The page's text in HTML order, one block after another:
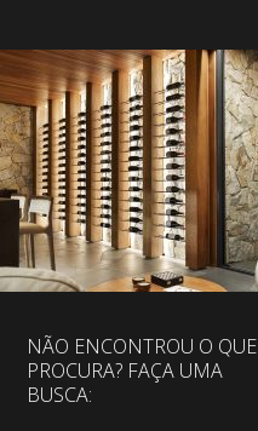
NÃO ENCONTROU O QUE
PROCURA? FAÇA UMA
BUSCA: